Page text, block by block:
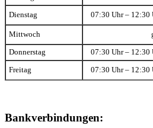
Dienstag 07:30 Uhr – 12:30
Mittwoch
Donnerstag 07:30 Uhr – 12:30
Freitag 07:30 Uhr – 12:30
Bankverbindungen: